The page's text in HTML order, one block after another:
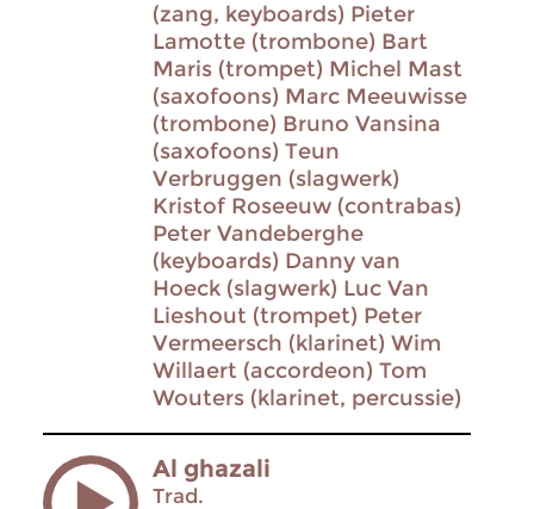
(zang, keyboards) Pieter
Lamotte (trombone) Bart
Maris (trompet) Michel Mast
(saxofoons) Marc Meeuwisse
(trombone) Bruno Vansina
(saxofoons) Teun
Verbruggen (slagwerk)
Kristof Roseeuw (contrabas)
Peter Vandeberghe
(keyboards) Danny van
Hoeck (slagwerk) Luc Van
Lieshout (trompet) Peter
Vermeersch (klarinet) Wim
Willaert (accordeon) Tom
Wouters (klarinet, percussie)
Al ghazali
Trad.